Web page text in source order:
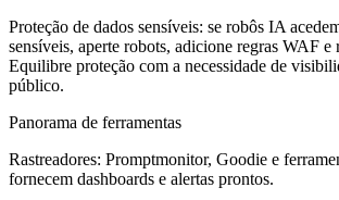
Proteção de dados sensíveis: se robôs IA
sensíveis, aperte robots, adicione regras WAF e
Equilibre proteção com a necessidade de
público.
Panorama de ferramentas
Rastreadores: Promptmonitor, Goodie e
fornecem dashboards e alertas prontos.